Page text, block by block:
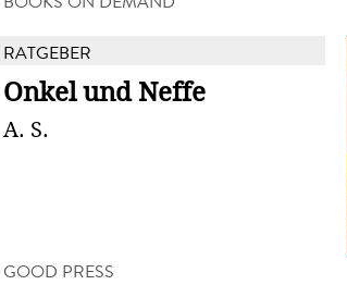
RATGEBER
Onkel und Neffe
A. S.
GOOD PRESS